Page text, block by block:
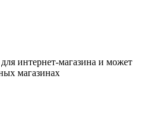
интернет-магазина и может
магазинах